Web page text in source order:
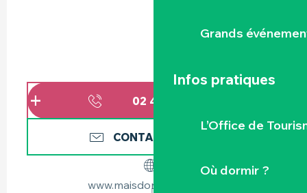
Grands
Infos pratiques
L’Office de
Où dormir ?
02 40 06 62
CONTACTEZ-NOUS
www.maisdon-sur-sevre.fr